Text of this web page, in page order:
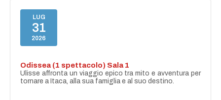
LUG
31
2026
Odissea (1 spettacolo) Sala 1
Ulisse affronta un viaggio epico tra mito e avventura per
tornare a Itaca, alla sua famiglia e al suo destino.